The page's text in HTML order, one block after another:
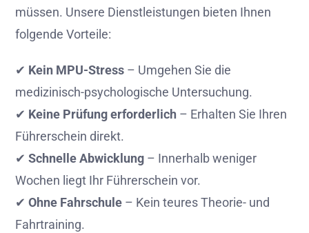
müssen. Unsere Dienstleistungen bieten Ihnen
folgende Vorteile:
✔ Kein MPU-Stress – Umgehen Sie die
medizinisch-psychologische Untersuchung.
✔ Keine Prüfung erforderlich – Erhalten Sie Ihren
Führerschein direkt.
✔ Schnelle Abwicklung – Innerhalb weniger
Wochen liegt Ihr Führerschein vor.
✔ Ohne Fahrschule – Kein teures Theorie- und
Fahrtraining.